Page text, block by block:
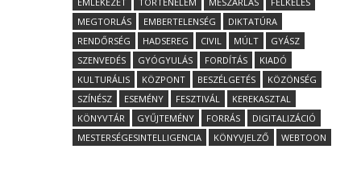
MEGTORLÁS
EMBERTELENSÉG
DIKTATÚRA
RENDŐRSÉG
HADSEREG CIVIL MÚLT
GYÁSZ
SZENVEDÉS
GYÓGYULÁS FORDÍTÁS
KIADÓ
KULTURÁLIS
KÖZPONT BESZÉLGETÉS
KÖZÖNSÉG
SZÍNÉSZ
ESEMÉNY FESZTIVÁL
KEREKASZTAL
KÖNYVTÁR
GYŰJTEMÉNY FORRÁS
DIGITALIZÁCIÓ
MESTERSÉGESINTELLIGENCIA
KÖNYVJELZŐ WEBTOON